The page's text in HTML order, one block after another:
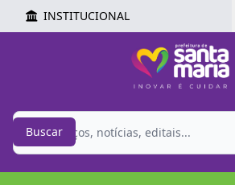
INSTITUCIONAL
Buscar